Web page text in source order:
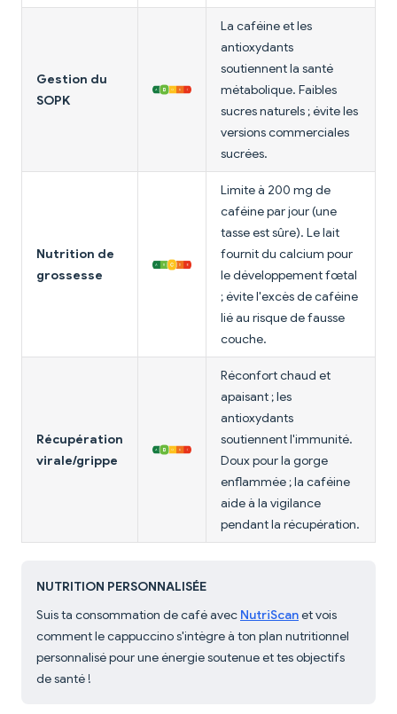
Gestion du
SOPK
La caféine et les
antioxydants
soutiennent la santé
métabolique. Faibles
sucres naturels ; évite les
versions commerciales
sucrées.
Nutrition de
grossesse
Limite à 200 mg de
caféine par jour (une
tasse est sûre). Le lait
fournit du calcium pour
le développement fœtal
; évite l'excès de caféine
lié au risque de fausse
couche.
Récupération
virale/grippe
Réconfort chaud et
apaisant ; les
antioxydants
soutiennent l'immunité.
Doux pour la gorge
enflammée ; la caféine
aide à la vigilance
pendant la récupération.
NUTRITION PERSONNALISÉE
Suis ta consommation de café avec NutriScanet vois
comment le cappuccino s'intègre à ton plan nutritionnel
personnalisé pour une énergie soutenue et tes objectifs
de santé !